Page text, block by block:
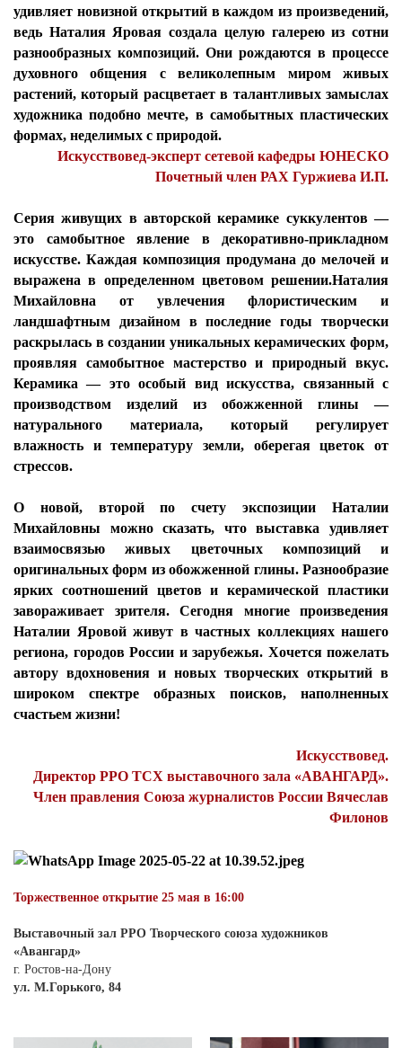
удивляет новизной открытий в каждом из произведений,
ведь Наталия Яровая создала целую галерею из сотни
разнообразных композиций. Они рождаются в процессе
духовного общения с великолепным миром живых
растений, который расцветает в талантливых замыслах
художника подобно мечте, в самобытных пластических
формах, неделимых с природой.
Искусствовед-эксперт сетевой кафедры ЮНЕСКО
Почетный член РАХ Гуржиева И.П.
Серия живущих в авторской керамике суккулентов —
это самобытное явление в декоративно-прикладном
искусстве. Каждая композиция продумана до мелочей и
выражена в определенном цветовом решении.Наталия
Михайловна от увлечения флористическим и
ландшафтным дизайном в последние годы творчески
раскрылась в создании уникальных керамических форм,
проявляя самобытное мастерство и природный вкус.
Керамика — это особый вид искусства, связанный с
производством изделий из обожженной глины —
натурального материала, который регулирует
влажность и температуру земли, оберегая цветок от
стрессов.
О новой, второй по счету экспозиции Наталии
Михайловны можно сказать, что выставка удивляет
взаимосвязью живых цветочных композиций и
оригинальных форм из обожженной глины. Разнообразие
ярких соотношений цветов и керамической пластики
завораживает зрителя. Сегодня многие произведения
Наталии Яровой живут в частных коллекциях нашего
региона, городов России и зарубежья. Хочется пожелать
автору вдохновения и новых творческих открытий в
широком спектре образных поисков, наполненных
счастьем жизни!
Искусствовед.
Директор РРО ТСХ выставочного зала «АВАНГАРД».
Член правления Союза журналистов России Вячеслав
Филонов
Торжественное открытие 25 мая в 16:00
Выставочный зал РРО Творческого союза художников
«Авангард»
г. Ростов-на-Дону
ул. М.Горького, 84